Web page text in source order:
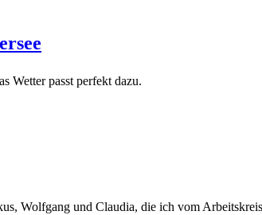
Wetter passt perfekt dazu.
Wolfgang und Claudia, die ich vom